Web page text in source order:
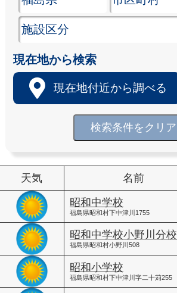
現在地から検索
現在地付近から調べる
検索条件をクリア
天気 名前
昭和中学校
福島県昭和村下中津川1755
昭和中学校小野川分校
福島県昭和村小野川508
昭和小学校
福島県昭和村下中津川字二十苅255